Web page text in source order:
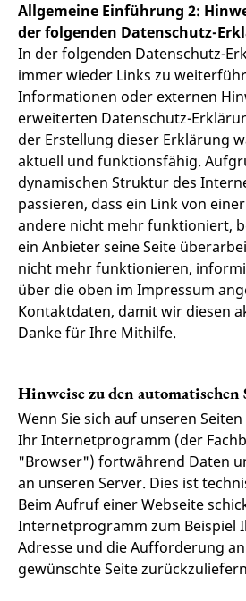
Allgemeine Einführung 2:
der folgenden Datenschutz-
In der folgenden Datenschutz-
immer wieder Links zu
Informationen oder externen
erweiterten Datenschutz-
der Erstellung dieser Erklärung
aktuell und funktionsfähig.
dynamischen Struktur des
passieren, dass ein Link von
andere nicht mehr funktioniert,
ein Anbieter seine Seite
nicht mehr funktionieren,
über die oben im Impressum
Kontaktdaten, damit wir diesen
Danke für Ihre Mithilfe.
Hinweise zu den
Wenn Sie sich auf unseren
Ihr Internetprogramm (der
"Browser") fortwährend Daten
an unseren Server. Dies ist
Beim Aufruf einer Webseite
Internetprogramm zum Beispiel
Adresse und die Aufforderung
gewünschte Seite